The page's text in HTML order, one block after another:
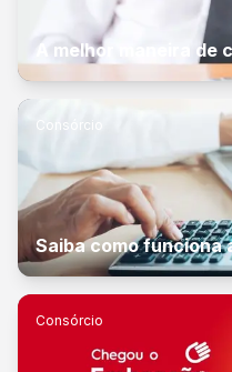
A melhor maneira de
Consórcio
Saiba como funciona
Consórcio